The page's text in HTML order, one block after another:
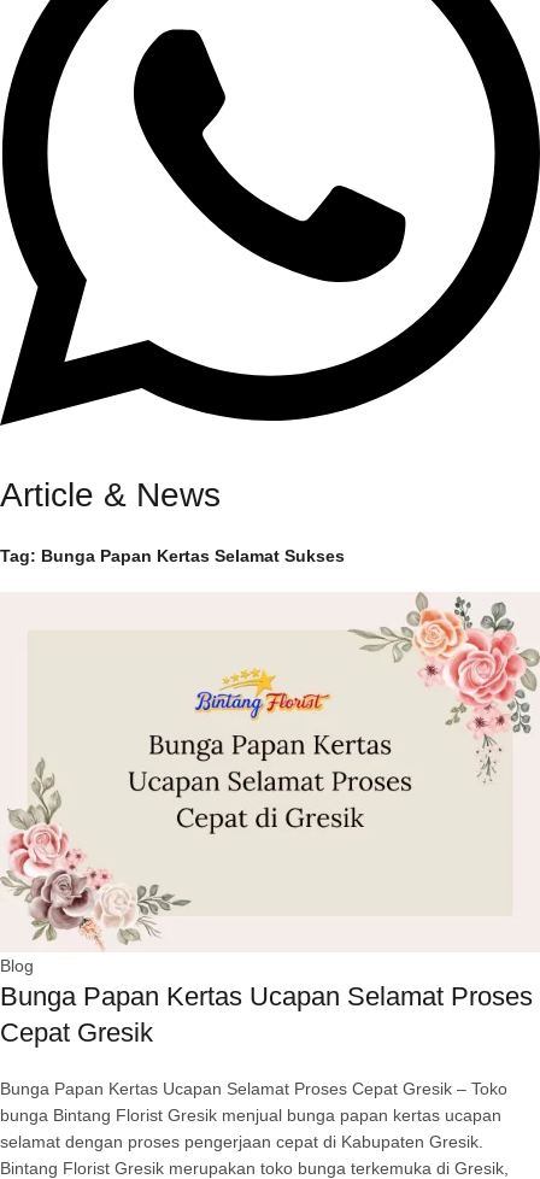
Article & News
Tag: Bunga Papan Kertas Selamat Sukses
Blog
Bunga Papan Kertas Ucapan Selamat Proses
Cepat Gresik
Bunga Papan Kertas Ucapan Selamat Proses Cepat Gresik – Toko
bunga Bintang Florist Gresik menjual bunga papan kertas ucapan
selamat dengan proses pengerjaan cepat di Kabupaten Gresik.
Bintang Florist Gresik merupakan toko bunga terkemuka di Gresik,